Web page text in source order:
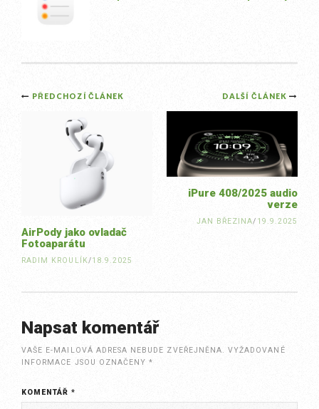
Post
navigation
DALŠÍ ČLÁNEK
iPure 408/2025 audio
verze
JAN BŘEZINA/ 19.9.2025
PŘEDCHOZÍ ČLÁNEK
AirPody jako ovladač
Fotoaparátu
RADIM KROULÍK/18.9.2025
Napsat komentář
VAŠE E-MAILOVÁ ADRESA NEBUDE ZVEŘEJNĚNA. VYŽADOVANÉ
INFORMACE JSOU OZNAČENY*
KOMENTÁŘ*